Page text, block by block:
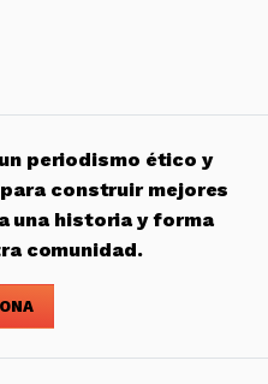
periodismo ético y
construir mejores
una historia y forma
comunidad.